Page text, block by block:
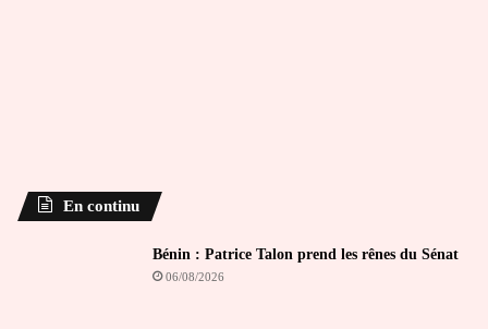
En continu
Bénin : Patrice Talon prend les rênes du Sénat
06/08/2026